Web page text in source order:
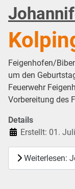
Feigenhofen/
um den
Feuerwehr
Vorbereitung des
Details
Erstellt: 01.
Weiterlesen: